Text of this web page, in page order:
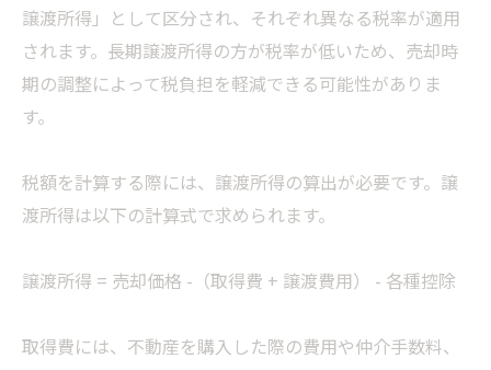
譲渡所得」として区分され、それぞれ異なる税率が適用
されます。長期譲渡所得の方が税率が低いため、売却時
期の調整によって税負担を軽減できる可能性がありま
す。
税額を計算する際には、譲渡所得の算出が必要です。譲
渡所得は以下の計算式で求められます。
譲渡所得 = 売却価格 -（取得費 + 譲渡費用） - 各種控除
取得費には、不動産を購入した際の費用や仲介手数料、